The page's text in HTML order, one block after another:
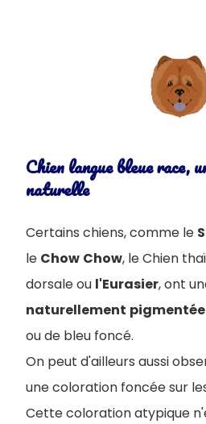
Chien langue bleue race,
naturelle
Certains chiens, comme le
le Chow Chow, le Chien
dorsale ou l'Eurasier, ont
naturellement pigmentée
ou de bleu foncé.
On peut d'ailleurs aussi
une coloration foncée sur
Cette coloration atypique